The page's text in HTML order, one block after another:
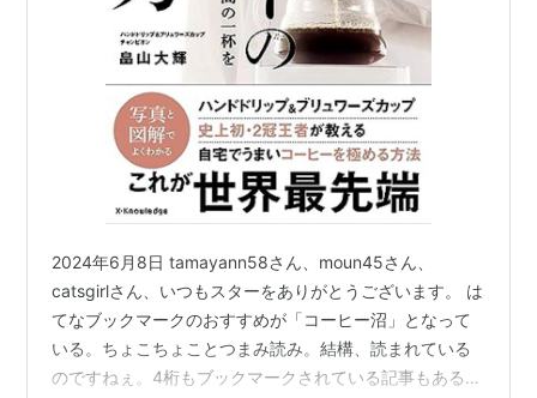
2024年6月8日 tamayann58さん、moun45さん、
catsgirlさん、いつもスターをありがとうございます。 は
てなブックマークのおすすめが「コーヒー沼」となって
いる。ちょこちょことつまみ読み。結構、読まれている
のですねぇ。4桁もブックマークされている記事もある